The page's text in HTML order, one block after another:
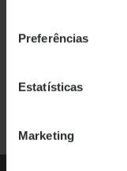
Preferências
Estatísticas
Marketing
Voltar